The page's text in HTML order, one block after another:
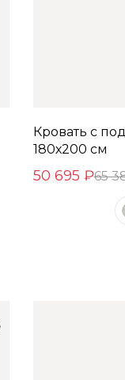
Кровать с
180х200 см
50 695 ₽65